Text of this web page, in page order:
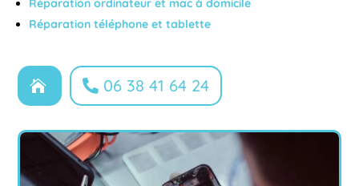
Réparation ordinateur et mac à domicile
Réparation téléphone et tablette
06 38 41 64 24